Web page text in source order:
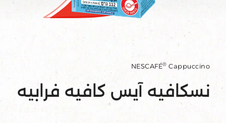
NESCAFÉ® Cappuccino
نسكافيه آيس كافيه فرابيه